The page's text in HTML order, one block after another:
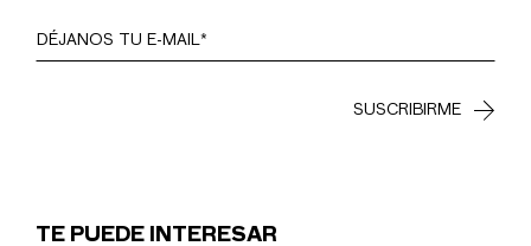
TE PUEDE INTERESAR